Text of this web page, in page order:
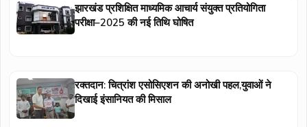
झारखंड प्रशिक्षित माध्यमिक आचार्य संयुक्त प्रतियोगिता
परीक्षा–2025 की नई तिथि घोषित
रक्तदान: चित्रांश एसोसिएशन की अनोखी पहल,युवाओं ने
दिखाई इंसानियत की मिसाल